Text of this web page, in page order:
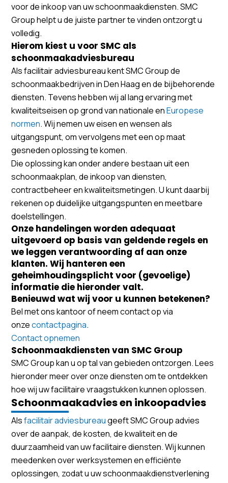
voor de inkoop van uw schoonmaakdiensten. SMC
Group helpt u de juiste partner te vinden ontzorgt u
volledig.
Hierom kiest u voor SMC als
schoonmaakadviesbureau
Als facilitair adviesbureau kent SMC Group de
schoonmaakbedrijven in Den Haag en de bijbehorende
diensten. Tevens hebben wij al lang ervaring met
kwaliteitseisen op grond van nationale enEuropese
normen. Wij nemen uw eisen en wensen als
uitgangspunt, om vervolgens met een op maat
gesneden oplossing te komen.
Die oplossing kan onder andere bestaan uit een
schoonmaakplan, de inkoop van diensten,
contractbeheer en kwaliteitsmetingen. U kunt daarbij
rekenen op duidelijke uitgangspunten en meetbare
doelstellingen.
Onze handelingen worden adequaat
uitgevoerd op basis van geldende regels en
we leggen verantwoording af aan onze
klanten. Wij hanteren een
geheimhoudingsplicht voor (gevoelige)
informatie die hieronder valt.
Benieuwd wat wij voor u kunnen betekenen?
Bel met ons kantoor of neem contact op via
onzecontactpagina.
Contact opnemen
Schoonmaakdiensten van SMC Group
SMC Group kan u op tal van gebieden ontzorgen. Lees
hieronder meer over onze diensten om te ontdekken
hoe wij uw facilitaire vraagstukken kunnen oplossen.
Schoonmaakadvies en inkoopadvies
Alsfacilitair adviesbureaugeeft SMC Group advies
over de aanpak, de kosten, de kwaliteit en de
duurzaamheid van uw facilitaire diensten. Wij kunnen
meedenken over werksystemen en efficiënte
oplossingen, zodat u uw schoonmaakdienstverlening